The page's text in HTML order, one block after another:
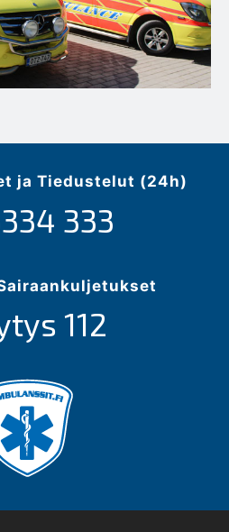
ja Tiedustelut (24h)
333
112